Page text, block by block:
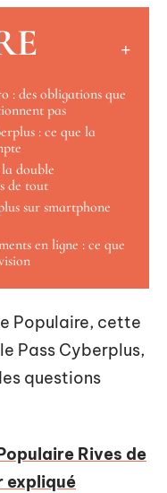
: des obligations que
pas
: ce que la
double
de tout
sur smartphone
en ligne : ce que
Populaire, cette
Pass Cyberplus,
questions
Rives de
expliqué